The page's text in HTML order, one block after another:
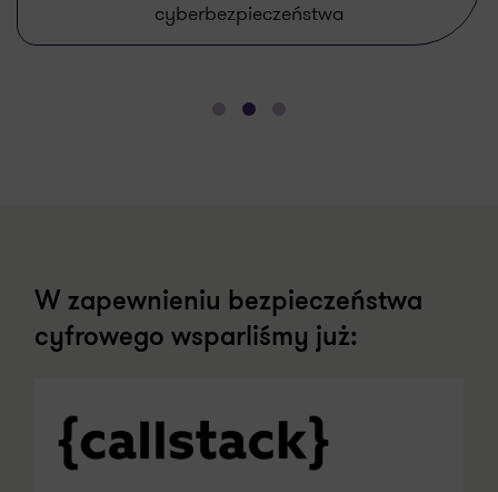
W zapewnieniu bezpieczeństwa
cyfrowego wsparliśmy już: